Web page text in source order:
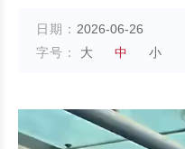
日期： 2026-06-26
字号：
大 中 小